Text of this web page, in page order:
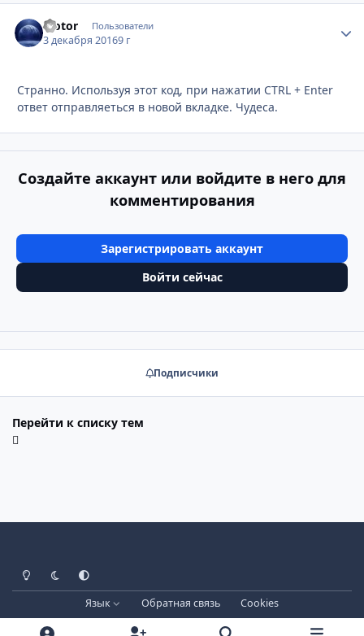
Trotor Пользователи
3 декабря 20169 г
Странно. Используя этот код, при нажатии CTRL + Enter
ответ отправляеться в новой вкладке. Чудеса.
Создайте аккаунт или войдите в него для
комментирования
Зарегистрировать аккаунт
Войти сейчас
Подписчики
Перейти к списку тем
Светлый режим
Тёмный режим
Системные настройки
Язык Обратная связь
Cookies
Лицензия зарегистрирована на IPBSkins.ru